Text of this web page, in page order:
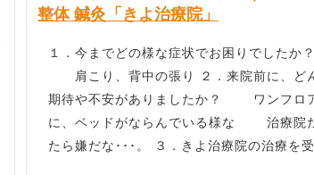
整体 鍼灸「きよ治療院」
１．今までどの様な症状でお困りでしたか？
肩こり、背中の張り ２．来院前に、ど
期待や不安がありましたか？ ワンフロ
に、ベッドがならんでいる様な 治療院
たら嫌だな･･･。 ３．きよ治療院の治療を受